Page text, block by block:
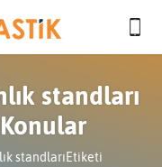
standları
standlarıEtiketi